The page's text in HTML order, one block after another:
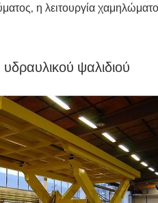
η λειτουργία
ψαλιδιού